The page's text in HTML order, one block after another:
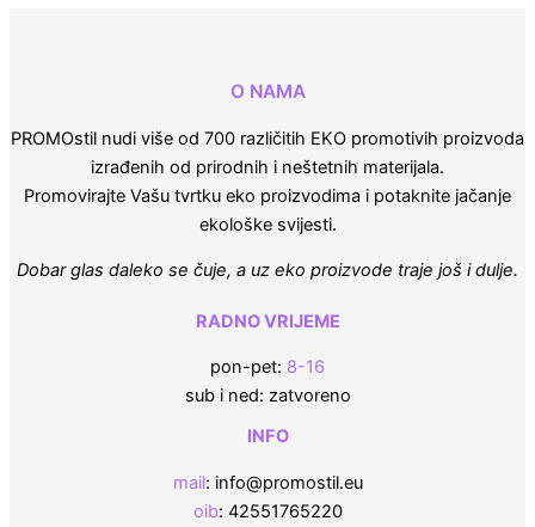
O NAMA
PROMOstil nudi više od 700 različitih EKO promotivih proizvoda
izrađenih od prirodnih i neštetnih materijala.
Promovirajte Vašu tvrtku eko proizvodima i potaknite jačanje
ekološke svijesti.
Dobar glas daleko se čuje, a uz eko proizvode traje još i dulje.
RADNO VRIJEME
pon-pet: 8-16
sub i ned: zatvoreno
INFO
mail: info@promostil.eu
oib: 42551765220